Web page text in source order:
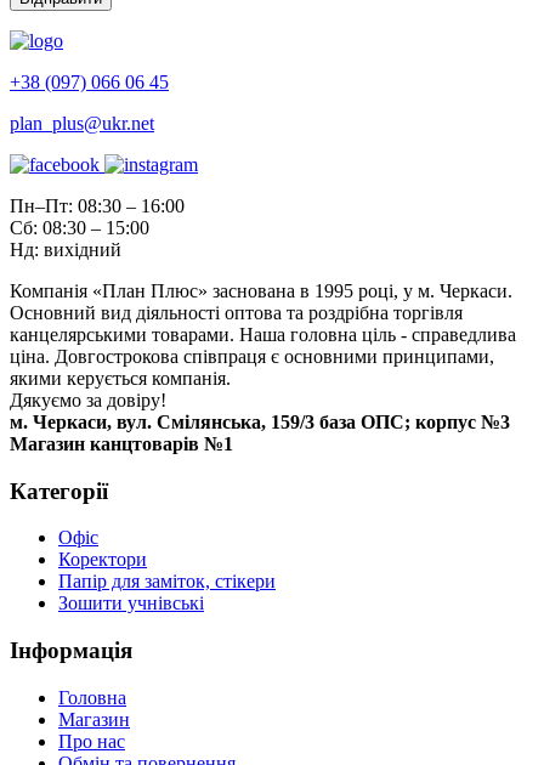
+38 (097) 066 06 45
plan_plus@ukr.net
Пн–Пт: 08:30 – 16:00
Сб: 08:30 – 15:00
Нд: вихідний
Компанія «План Плюс» заснована в 1995 році, у м. Черкаси.
Основний вид діяльності оптова та роздрібна торгівля
канцелярськими товарами. Наша головна ціль - справедлива
ціна. Довгострокова співпраця є основними принципами,
якими керується компанія.
Дякуємо за довіру!
м. Черкаси, вул. Смілянська, 159/3 база ОПС; корпус №3
Магазин канцтоварів №1
Категорії
Офіс
Коректори
Папір для заміток, стікери
Зошити учнівські
Інформація
Головна
Магазин
Про нас